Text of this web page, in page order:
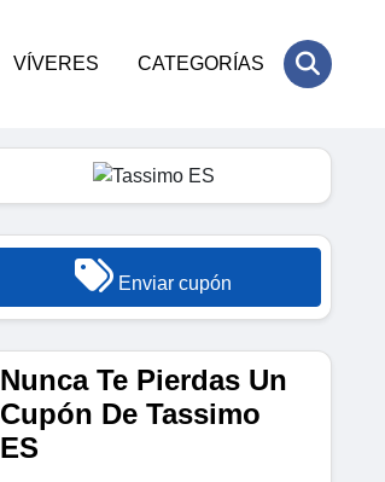
VÍVERES CATEGORÍAS
Enviar cupón
Nunca Te Pierdas Un
Cupón De Tassimo
ES